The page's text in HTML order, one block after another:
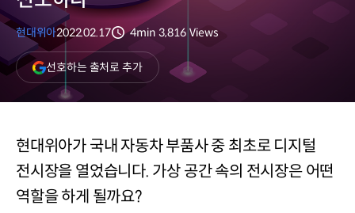
현대위아2022.02.17
4min 3,816 Views
선호하는 출처로 추가(새
창
열림)
현대위아가 국내 자동차 부품사 중 최초로 디지털
전시장을 열었습니다. 가상 공간 속의 전시장은 어떤
역할을 하게 될까요?